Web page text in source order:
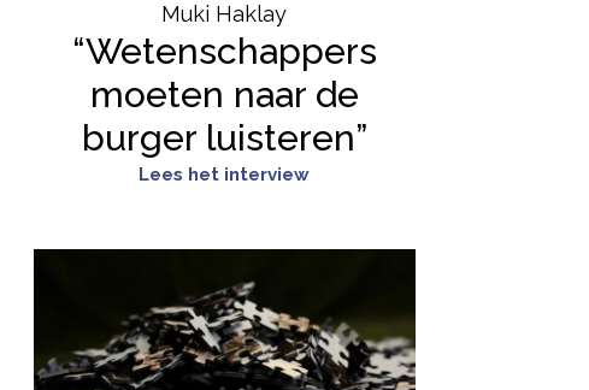
Muki Haklay
“Wetenschappers
moeten naar de
burger luisteren”
Lees het interview